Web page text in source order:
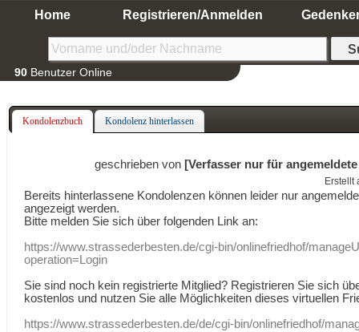
Home Registrieren/Anmelden
90 Benutzer Online
Kondolenzbuch Kondolenz hinterlassen
geschrieben von [Verfasser nur für
Erstellt
Bereits hinterlassene Kondolenzen können leider nur
angezeigt werden.
Bitte melden Sie sich über folgenden Link an:
https://www.strassederbesten.de/cgi-bin/onlinefriedhof/
operation=Login
Sie sind noch kein registrierte Mitglied? Registrieren Sie sich
kostenlos und nutzen Sie alle Möglichkeiten dieses virtuellen
https://www.strassederbesten.de/de/cgi-bin/onlinefriedhof/